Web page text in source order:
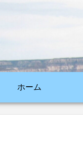
ホーム